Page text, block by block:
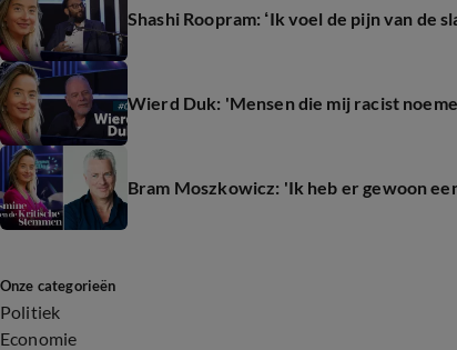
Shashi Roopram: ‘Ik voel de pijn van de
Wierd Duk: 'Mensen die mij racist
Bram Moszkowicz: 'Ik heb er gewoon
Onze categorieën
Politiek
Economie